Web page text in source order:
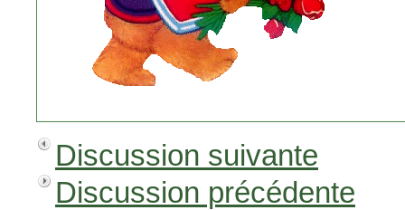
Discussion suivante
Discussion précédente